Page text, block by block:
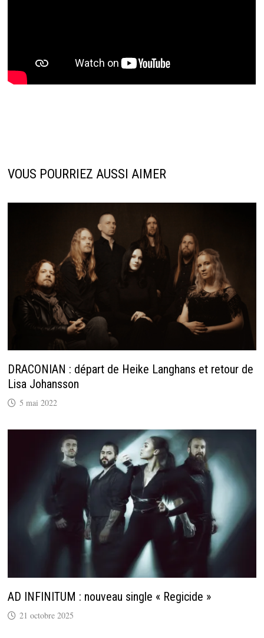
VOUS POURRIEZ AUSSI AIMER
DRACONIAN : départ de Heike Langhans et retour de
Lisa Johansson
5 mai 2022
AD INFINITUM : nouveau single « Regicide »
21 octobre 2025